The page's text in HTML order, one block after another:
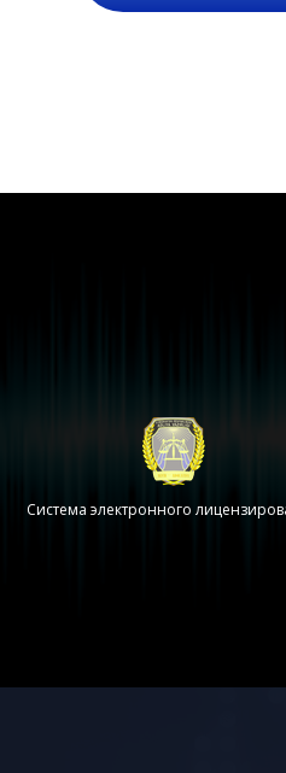
АК Узбектелеком